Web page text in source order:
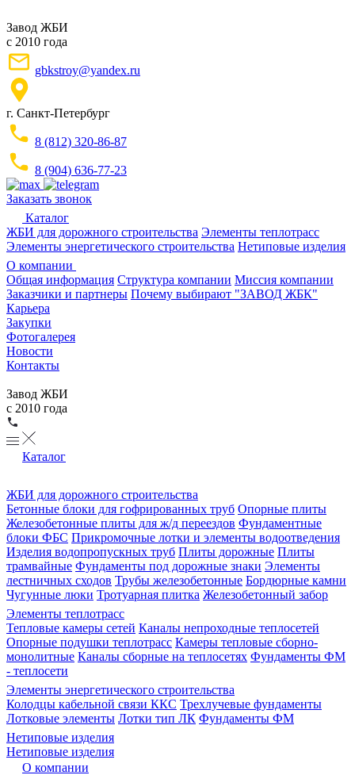
Завод ЖБИ
с 2010 года
gbkstroy@yandex.ru
г. Санкт-Петербург
8 (812) 320-86-87
8 (904) 636-77-23
Заказать звонок
Каталог
ЖБИ для дорожного строительства Элементы теплотрасс
Элементы энергетического строительства Нетиповые изделия
О компании
Общая информация Структура компании Миссия компании
Заказчики и партнеры Почему выбирают "ЗАВОД ЖБК"
Карьера
Закупки
Фотогалерея
Новости
Контакты
Завод ЖБИ
с 2010 года
Каталог
ЖБИ для дорожного строительства
Бетонные блоки для гофрированных труб Опорные плиты
Железобетонные плиты для ж/д переездов Фундаментные
блоки ФБС Прикромочные лотки и элементы водоотведения
Изделия водопропускных труб Плиты дорожные Плиты
трамвайные Фундаменты под дорожные знаки Элементы
лестничных сходов Трубы железобетонные Бордюрные камни
Чугунные люки Тротуарная плитка Железобетонный забор
Элементы теплотрасс
Тепловые камеры сетей Каналы непроходные теплосетей
Опорные подушки теплотрасс Камеры тепловые сборно-
монолитные Каналы сборные на теплосетях Фундаменты ФМ
- теплосети
Элементы энергетического строительства
Колодцы кабельной связи ККС Трехлучевые фундаменты
Лотковые элементы Лотки тип ЛК Фундаменты ФМ
Нетиповые изделия
Нетиповые изделия
О компании